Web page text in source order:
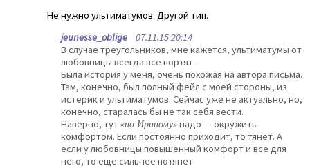
Не нужно ультиматумов. Другой тип.
jeunesse_oblige 07.11.15 20:14
В случае треугольников, мне кажется, ультиматумы от
любовницы всегда все портят.
Была история у меня, очень похожая на автора письма.
Там, конечно, был полный фейл с моей стороны, из
истерик и ультиматумов. Сейчас уже не актуально, но,
конечно, старалась бы не так себя вести.
Наверно, тут«по-Ириному»надо — окружить
комфортом. Если постоянно приходит, то тянет. А
если у любовницы повышенный комфорт и все для
него, то еще сильнее потянет